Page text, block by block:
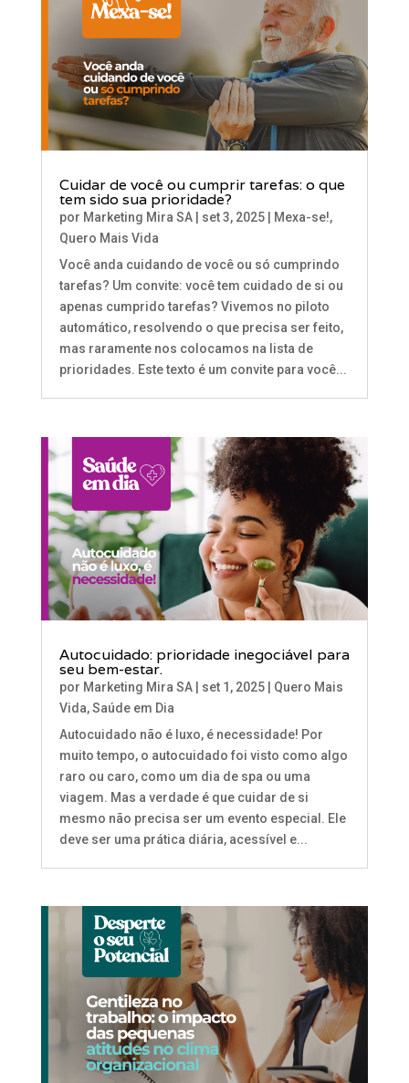
Cuidar de você ou cumprir tarefas: o que
tem sido sua prioridade?
por Marketing Mira SA| set 3, 2025| Mexa-se!,
Quero Mais Vida
Você anda cuidando de você ou só cumprindo
tarefas? Um convite: você tem cuidado de si ou
apenas cumprido tarefas? Vivemos no piloto
automático, resolvendo o que precisa ser feito,
mas raramente nos colocamos na lista de
prioridades. Este texto é um convite para você...
Autocuidado: prioridade inegociável para
seu bem-estar.
por Marketing Mira SA| set 1, 2025| Quero Mais
Vida,Saúde em Dia
Autocuidado não é luxo, é necessidade! Por
muito tempo, o autocuidado foi visto como algo
raro ou caro, como um dia de spa ou uma
viagem. Mas a verdade é que cuidar de si
mesmo não precisa ser um evento especial. Ele
deve ser uma prática diária, acessível e...